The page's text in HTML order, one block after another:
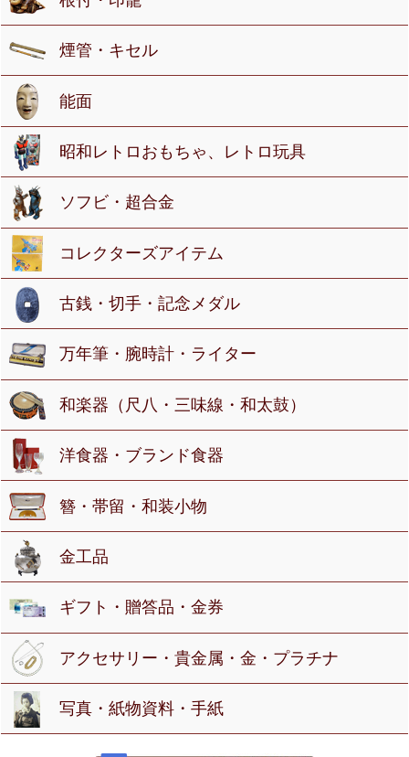
煙管・キセル
能面
昭和レトロおもちゃ、レトロ玩具
ソフビ・超合金
コレクターズアイテム
古銭・切手・記念メダル
万年筆・腕時計・ライター
和楽器（尺八・三味線・和太鼓）
洋食器・ブランド食器
簪・帯留・和装小物
金工品
ギフト・贈答品・金券
アクセサリー・貴金属・金・プラチナ
写真・紙物資料・手紙